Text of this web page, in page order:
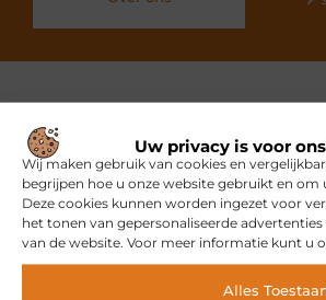
Uw privacy is voor
Wij maken gebruik van cookies en
begrijpen hoe u onze website gebruikt en
Deze cookies kunnen worden ingezet voor
het tonen van gepersonaliseerde
van de website. Voor meer informatie kunt u
Alles
Gerelateerde
mogelijk